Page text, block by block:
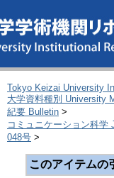
Tokyo Keizai University
大学資料種別 University
紀要 Bulletin >
コミュニケーション科学
048号 >
このアイテムの